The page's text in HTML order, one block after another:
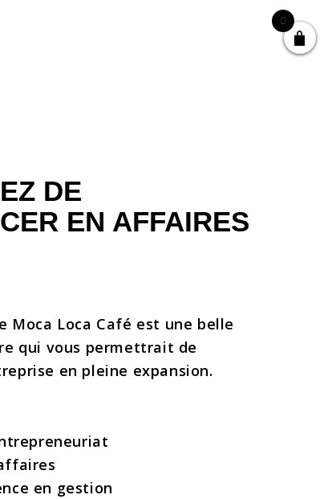
DE
EN AFFAIRES
Moca Loca Café est une belle
qui vous permettrait de
en pleine expansion.
en gestion
0